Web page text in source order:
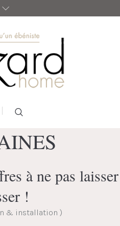
à ne pas laisser
!
& installation )